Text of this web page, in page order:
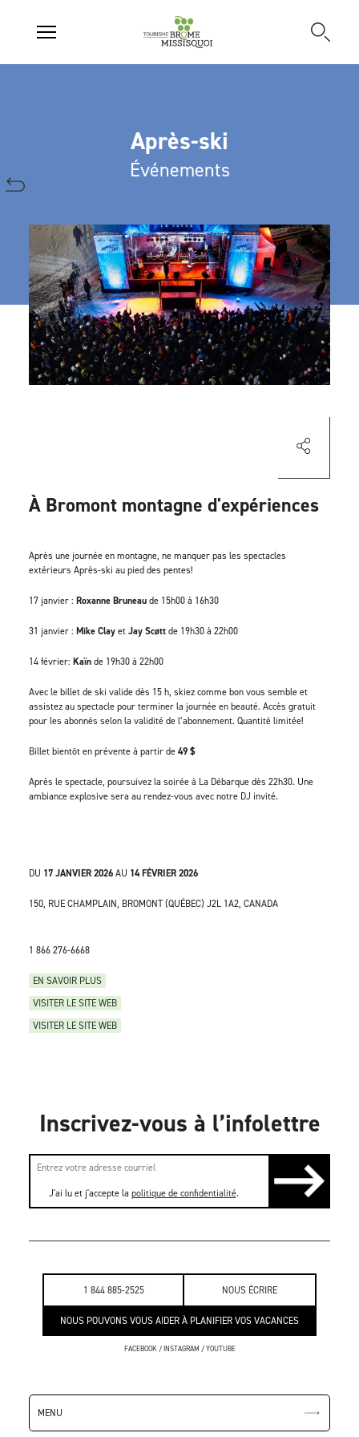
1 844 885-2525 NOUS ÉCRIRE
NOUS POUVONS VOUS AIDER À PLANIFIER VOS VACANCES
FACEBOOK/INSTAGRAM /YOUTUBE
MENU
Après-ski
Événements
DU 17 JANVIER 2026AU 14 FÉVRIER 2026
150, RUE CHAMPLAIN, BROMONT (QUÉBEC) J2L 1A2, CANADA
1 866 276-6668
EN SAVOIR PLUS
VISITER LE SITE WEB
VISITER LE SITE WEB
À Bromont montagne d'expériences
Après une journée en montagne, ne manquer pas les spectacles
extérieurs Après-ski au pied des pentes!
17 janvier : Roxanne Bruneaude 15h00 à 16h30
31 janvier : Mike ClayetJay Scøttde 19h30 à 22h00
14 février: Kaïnde 19h30 à 22h00
Avec le billet de ski valide dès 15 h, skiez comme bon vous semble et
assistez au spectacle pour terminer la journée en beauté. Accès gratuit
pour les abonnés selon la validité de l’abonnement. Quantité limitée!
Billet bientôt en prévente à partir de49 $
Après le spectacle, poursuivez la soirée à La Débarque dès 22h30. Une
ambiance explosive sera au rendez-vous avec notre DJ invité.
Inscrivez-vous à l’infolettre
J'ai lu et j'accepte la politique de confidentialité.